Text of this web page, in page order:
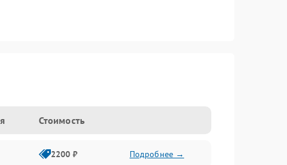
Стоимость
2200 ₽ Подробнее →